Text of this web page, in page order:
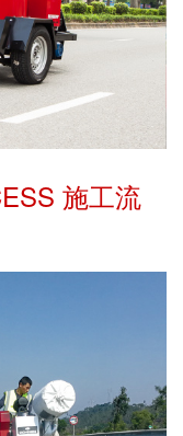
施工流